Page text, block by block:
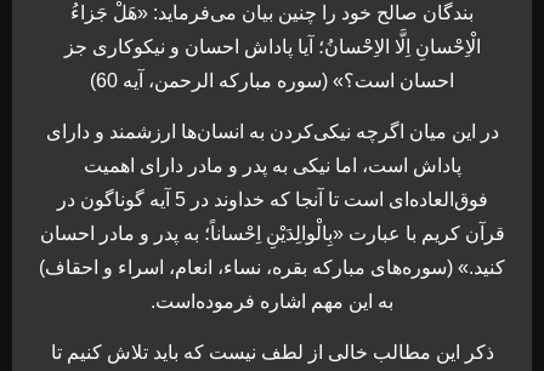
بندگان صالح خود را چنين بيان می‌فرمايد: «هَلْ جَزاءُ
الْاِحْسانِ اِلَّا الاِحْسانُ؛ آيا پاداش احسان و نيكوكاری جز
احسان است؟» (سوره مباركه الرحمن، آيه 60)
در اين ميان اگرچه نيكی‌كردن به انسان‌ها ارزشمند و دارای
پاداش است، اما نيكی به پدر و مادر دارای اهميت
فوق‌العاده‌ای است تا آنجا كه خداوند در 5 آيه گوناگون در
قرآن كريم با عبارت «بِالْوالِدَيْنِ اِحْساناً؛ به پدر و مادر احسان
كنيد.» (سوره‌های مباركه بقره، نساء، انعام، اسراء و احقاف)
به اين مهم اشاره فرموده‌است.
ذکر اين مطالب خالی از لطف نيست که بايد تلاش كنيم تا